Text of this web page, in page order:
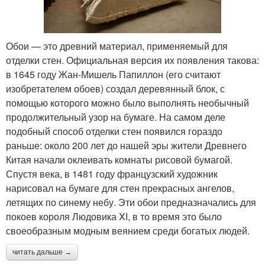
Обои — это древний материал, применяемый для
отделки стен. Официальная версия их появления такова:
в 1645 году Жан-Мишель Папиллон (его считают
изобретателем обоев) создал деревянный блок, с
помощью которого можно было выполнять необычный
продолжительный узор на бумаге. На самом деле
подобный способ отделки стен появился гораздо
раньше: около 200 лет до нашей эры жители Древнего
Китая начали оклеивать комнаты рисовой бумагой.
Спустя века, в 1481 году французский художник
нарисовал на бумаге для стен прекрасных ангелов,
летящих по синему небу. Эти обои предназначались для
покоев короля Людовика XI, в то время это было
своеобразным модным веянием среди богатых людей.
читать дальше →